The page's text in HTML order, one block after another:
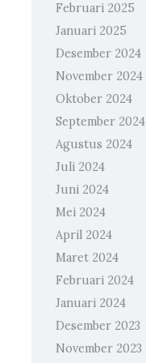
Februari 2025
Januari 2025
Desember 2024
November 2024
Oktober 2024
September 2024
Agustus 2024
Juli 2024
Juni 2024
Mei 2024
April 2024
Maret 2024
Februari 2024
Januari 2024
Desember 2023
November 2023